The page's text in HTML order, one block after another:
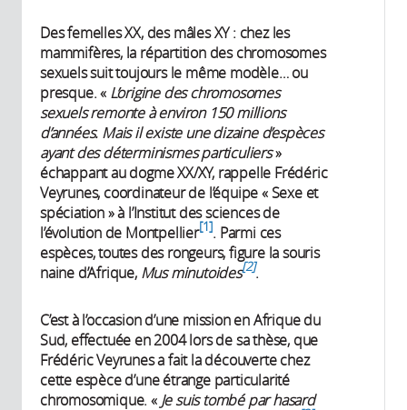
Des femelles XX, des mâles XY : chez les
mammifères, la répartition des chromosomes
sexuels suit toujours le même modèle… ou
presque. « L’origine des chromosomes
sexuels remonte à environ 150 millions
d’années. Mais il existe une dizaine d’espèces
ayant des déterminismes particuliers»
échappant au dogme XX/XY, rappelle Frédéric
Veyrunes, coordinateur de l’équipe « Sexe et
spéciation » à l’Institut des sciences de
l’évolution de Montpellier 1 . Parmi ces
espèces, toutes des rongeurs, figure la souris
naine d’Afrique, Mus minutoides 2 .
C’est à l’occasion d’une mission en Afrique du
Sud, effectuée en 2004 lors de sa thèse, que
Frédéric Veyrunes a fait la découverte chez
cette espèce d’une étrange particularité
chromosomique. « Je suis tombé par hasard